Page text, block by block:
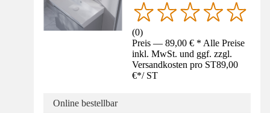
(0)
Preis — 89,00 € * Alle Preise
inkl. MwSt. und ggf. zzgl.
Versandkosten pro ST89,00
€*/ ST
Online bestellbar